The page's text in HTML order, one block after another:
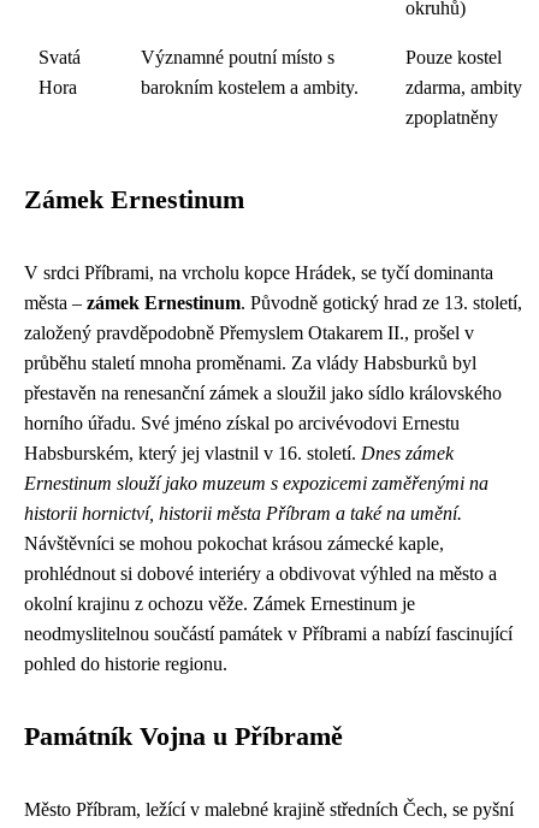
okruhů)
Svatá
Hora
Významné poutní místo s
barokním kostelem a ambity.
Pouze kostel
zdarma, ambity
zpoplatněny
Zámek Ernestinum
V srdci Příbrami, na vrcholu kopce Hrádek, se tyčí dominanta
města – zámek Ernestinum. Původně gotický hrad ze 13. století,
založený pravděpodobně Přemyslem Otakarem II., prošel v
průběhu staletí mnoha proměnami. Za vlády Habsburků byl
přestavěn na renesanční zámek a sloužil jako sídlo královského
horního úřadu. Své jméno získal po arcivévodovi Ernestu
Habsburském, který jej vlastnil v 16. století. Dnes zámek
Ernestinum slouží jako muzeum s expozicemi zaměřenými na
historii hornictví, historii města Příbram a také na umění.
Návštěvníci se mohou pokochat krásou zámecké kaple,
prohlédnout si dobové interiéry a obdivovat výhled na město a
okolní krajinu z ochozu věže. Zámek Ernestinum je
neodmyslitelnou součástí památek v Příbrami a nabízí fascinující
pohled do historie regionu.
Památník Vojna u Příbramě
Město Příbram, ležící v malebné krajině středních Čech, se pyšní